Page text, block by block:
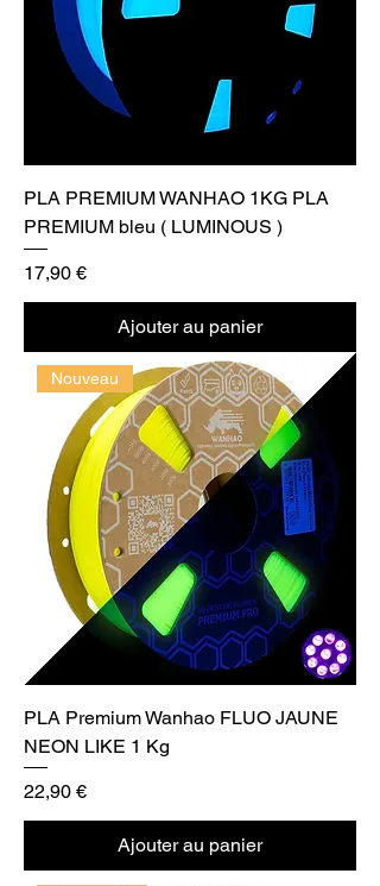
PLA PREMIUM WANHAO 1KG PLA
PREMIUM bleu ( LUMINOUS )
Prix
17,90 €
Ajouter au panier
Nouveau
PLA Premium Wanhao FLUO JAUNE
NEON LIKE 1 Kg
Prix
22,90 €
Ajouter au panier